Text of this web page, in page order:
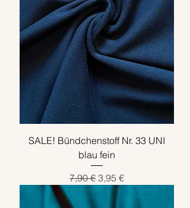
SALE! Bündchenstoff Nr. 33 UNI
blau fein
Standardpreis
7,90 € Sale-Preis
3,95 €